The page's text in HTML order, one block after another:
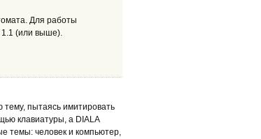
Для работы
1.1 (или выше).
тему, пытаясь имитировать
клавиатуры, а DIALA
темы: человек и компьютер,